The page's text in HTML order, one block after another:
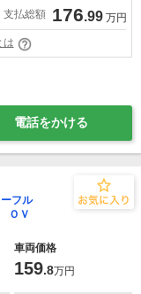
支払総額 176.99 万円
は
電話をかける
フル
ＯＶ
車両価格
159.8万円